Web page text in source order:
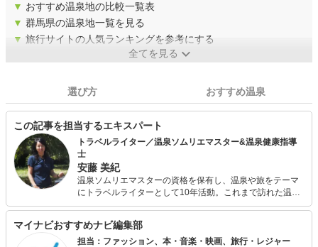
▼ おすすめ温泉地の比較一覧表
▼ 群馬県の温泉地一覧を見る
▼ 旅行サイトの人気ランキングを参考にする
全てを見る
選び方 おすすめ温泉
この記事を担当するエキスパート
トラベルライター／温泉ソムリエマスター&温泉健康指導
士
安藤 美紀
温泉ソムリエマスターの資格を保有し、温泉や旅をテーマ
にトラベルライターとして10年活動。これまで訪れた温泉
宿は約250軒、執筆記事数はトータルで800を超える。さら
家でも入浴剤や入浴法を研究しながら温泉気分を楽しんで
いる。
マイナビおすすめナビ編集部
担当：ファッション、本・音楽・映画、旅行・レジャー